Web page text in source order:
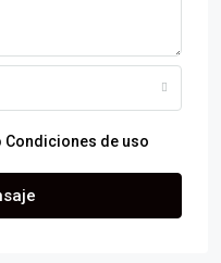
Condiciones de uso